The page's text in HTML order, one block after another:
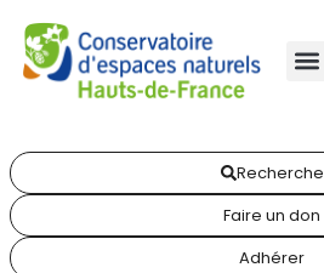
Recherche
Faire un don
Adhérer